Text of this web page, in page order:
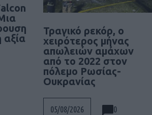
αξία
Τραγικό ρεκόρ, ο
χειρότερος μήνας
απωλειών αμάχων
από το 2022 στον
πόλεμο Ρωσίας-
Ουκρανίας
05/08/2026 0